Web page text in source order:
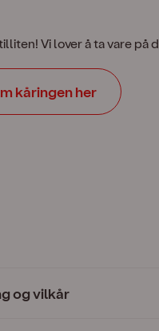
Vi lover å ta vare på
kåringen her
og vilkår